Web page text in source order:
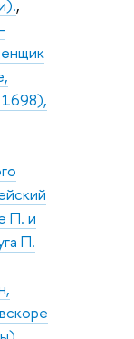
,
П. и
П.